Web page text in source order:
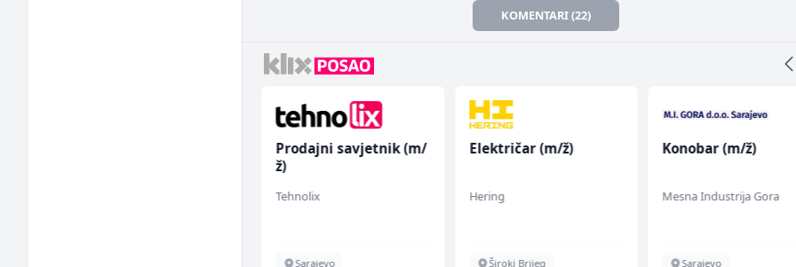
KOMENTARI (22)
Prodajni savjetnik (m/
ž)
Tehnolix
Sarajevo
Električar (m/ž)
Hering
Široki Brijeg
Konobar (m/ž)
Mesna Industrija Gora
Sarajevo